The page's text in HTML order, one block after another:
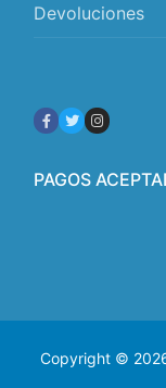
Devoluciones
PAGOS
Copyright ©